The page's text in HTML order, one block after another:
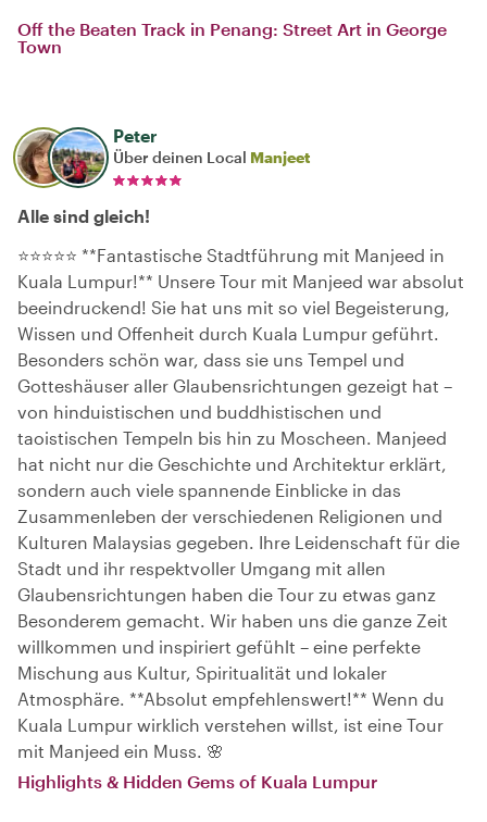
Off the Beaten Track in Penang: Street Art in George
Town
Peter
Über deinen Local Manjeet
Alle sind gleich!
⭐️⭐️⭐️⭐️⭐️ **Fantastische Stadtführung mit Manjeed in
Kuala Lumpur!** Unsere Tour mit Manjeed war absolut
beeindruckend! Sie hat uns mit so viel Begeisterung,
Wissen und Offenheit durch Kuala Lumpur geführt.
Besonders schön war, dass sie uns Tempel und
Gotteshäuser aller Glaubensrichtungen gezeigt hat –
von hinduistischen und buddhistischen und
taoistischen Tempeln bis hin zu Moscheen. Manjeed
hat nicht nur die Geschichte und Architektur erklärt,
sondern auch viele spannende Einblicke in das
Zusammenleben der verschiedenen Religionen und
Kulturen Malaysias gegeben. Ihre Leidenschaft für die
Stadt und ihr respektvoller Umgang mit allen
Glaubensrichtungen haben die Tour zu etwas ganz
Besonderem gemacht. Wir haben uns die ganze Zeit
willkommen und inspiriert gefühlt – eine perfekte
Mischung aus Kultur, Spiritualität und lokaler
Atmosphäre. **Absolut empfehlenswert!** Wenn du
Kuala Lumpur wirklich verstehen willst, ist eine Tour
mit Manjeed ein Muss. 🌸
Highlights & Hidden Gems of Kuala Lumpur